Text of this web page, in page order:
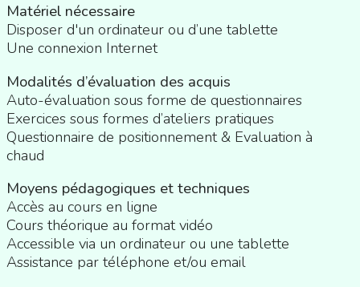
Matériel nécessaire
Disposer d'un ordinateur ou d’une tablette
Une connexion Internet
Modalités d’évaluation des acquis
Auto-évaluation sous forme de questionnaires
Exercices sous formes d’ateliers pratiques
Questionnaire de positionnement & Evaluation à
chaud
Moyens pédagogiques et techniques
Accès au cours en ligne
Cours théorique au format vidéo
Accessible via un ordinateur ou une tablette
Assistance par téléphone et/ou email